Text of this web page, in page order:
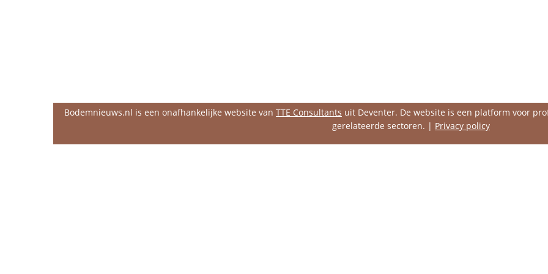
Bodemnieuws.nl is een onafhankelijke website van TTE Consultants uit Deventer. De website is een platform voor
gerelateerde sectoren. | Privacy policy